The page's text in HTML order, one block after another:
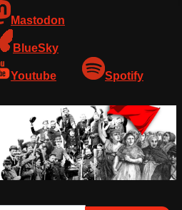
Mastodon
BlueSky
Youtube Spotify